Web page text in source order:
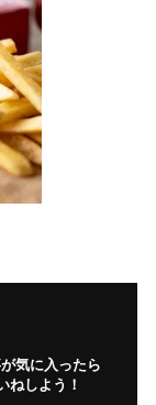
気に入ったら
ねしよう！